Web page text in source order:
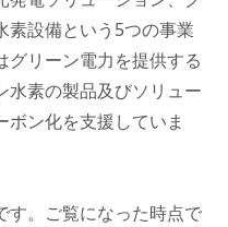
素設備という5つの事業
グリーン電力を提供する
水素の製品及びソリュー
ボン化を支援していま
す。ご覧になった時点で